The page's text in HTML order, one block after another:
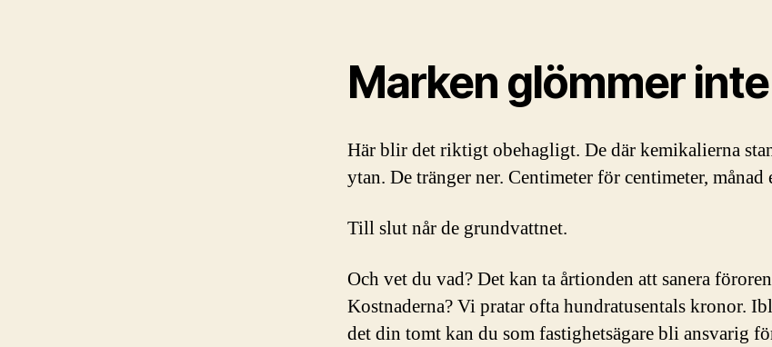
Marken glömmer inte
Här blir det riktigt obehagligt. De där kemikalierna
ytan. De tränger ner. Centimeter för centimeter, månad
Till slut når de grundvattnet.
Och vet du vad? Det kan ta årtionden att sanera
Kostnaderna? Vi pratar ofta hundratusentals kronor.
det din tomt kan du som fastighetsägare bli ansvarig